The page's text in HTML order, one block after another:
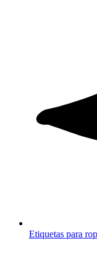
Etiquetas para